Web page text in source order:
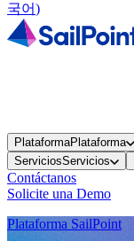
국어)
PlataformaPlataforma
ServiciosServicios
Contáctanos
Solicite una Demo
Plataforma SailPoint